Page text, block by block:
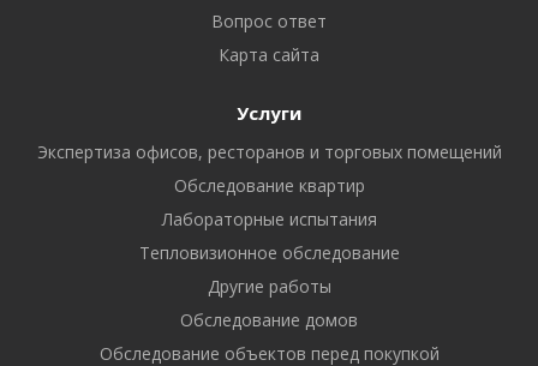
Вопрос ответ
Карта сайта
Услуги
Экспертиза офисов, ресторанов и торговых помещений
Обследование квартир
Лабораторные испытания
Тепловизионное обследование
Другие работы
Обследование домов
Обследование объектов перед покупкой